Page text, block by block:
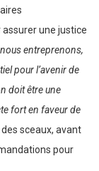
une justice
entreprenons,
pour l’avenir de
doit être une
fort en faveur de
sceaux, avant
pour